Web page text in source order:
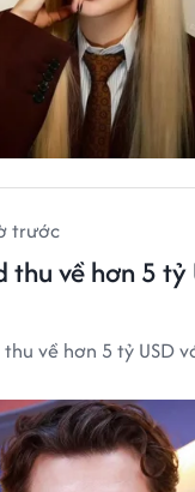
trước
thu về hơn 5 tỷ
về hơn 5 tỷ USD